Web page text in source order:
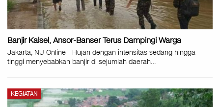
Banjir Kalsel, Ansor-Banser Terus Dampingi Warga
Jakarta, NU Online - Hujan dengan intensitas sedang hingga
tinggi menyebabkan banjir di sejumlah daerah…
KEGIATAN